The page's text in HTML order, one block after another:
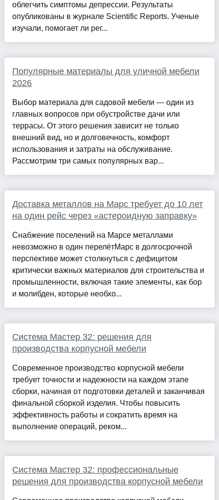
облегчить симптомы депрессии. Результаты
опубликованы в журнале Scientific Reports. Ученые
изучали, помогает ли рег...
Популярные материалы для уличной мебели
2026
Выбор материала для садовой мебели — один из
главных вопросов при обустройстве дачи или
террасы. От этого решения зависит не только
внешний вид, но и долговечность, комфорт
использования и затраты на обслуживание.
Рассмотрим три самых популярных вар...
Доставка металлов на Марс требует до 10 лет
на один рейс через «астероидную заправку»
Снабжение поселений на Марсе металлами
невозможно в один перелётМарс в долгосрочной
перспективе может столкнуться с дефицитом
критически важных материалов для строительства и
промышленности, включая такие элементы, как бор
и молибден, которые необхо...
Система Мастер 32: решения для
производства корпусной мебели
Современное производство корпусной мебели
требует точности и надежности на каждом этапе
сборки, начиная от подготовки деталей и заканчивая
финальной сборкой изделия. Чтобы повысить
эффективность работы и сократить время на
выполнение операций, реком...
Система Мастер 32: профессиональные
решения для производства корпусной мебели